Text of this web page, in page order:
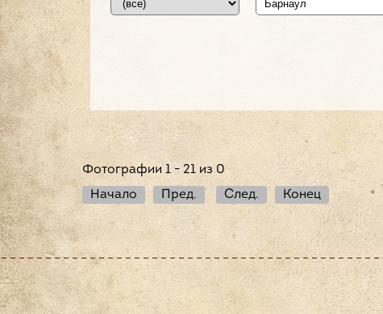
Фотографии 1 - 21 из 0
Начало
Пред. След. Конец